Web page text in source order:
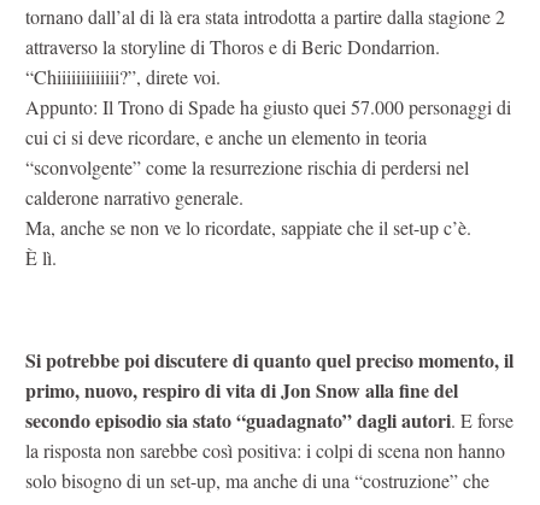
tornano dall’al di là era stata introdotta a partire dalla stagione 2
attraverso la storyline di Thoros e di Beric Dondarrion.
“Chiiiiiiiiiiiii?”, direte voi.
Appunto: Il Trono di Spade ha giusto quei 57.000 personaggi di
cui ci si deve ricordare, e anche un elemento in teoria
“sconvolgente” come la resurrezione rischia di perdersi nel
calderone narrativo generale.
Ma, anche se non ve lo ricordate, sappiate che il set-up c’è.
È lì.
Si potrebbe poi discutere di quanto quel preciso momento, il
primo, nuovo, respiro di vita di Jon Snow alla fine del
secondo episodio sia stato “guadagnato” dagli autori. E forse
la risposta non sarebbe così positiva: i colpi di scena non hanno
solo bisogno di un set-up, ma anche di una “costruzione” che